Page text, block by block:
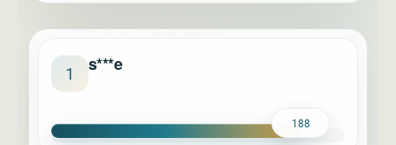
1 s***e
188